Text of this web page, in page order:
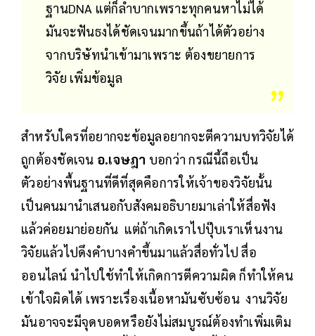
ฐานDNA แต่ก็ลำบากเพราะทุกคนหาไม่ได้
มันจะฟันธงได้ชัดเจนมากขึ้นถ้าได้ตัวอย่าง
จากบริษัทนำเข้ามาเพราะ ต้องขยายการ
วิจัย เพิ่มข้อมูล
สำหรับใครที่อยากจะข้อมูลอยากจะตีความบทวิจัยได้
ถูกต้องชัดเจน อ.เจษฎา บอกว่า กรณีนี้ถือเป็น
ตัวอย่างพื้นฐานที่ดีที่สุดคือการให้เจ้าของวิจัยนั้น
เป็นคนมานำเสนอกับสังคมอธิบายมาเล่าให้สื่อฟัง
แล้วค่อยมาย่อยกัน แต่ถ้าเกิดเราไปปุ๊บเราเห็นงาน
วิจัยแล้วไปดึงคำบางคำขึ้นมาแล้วสื่อทั่วไป สื่อ
ออนไลน์ นำไปใช้ทำให้เกิดการตีความผิด ก็ทำให้คน
เข้าใจผิดได้ เพราะเรื่องเนื้อหามันซับซ้อน งานวิจัย
มันอาจจะมีจุดบอดหรือยังไม่สมบูรณ์ต้องทำเพิ่มเติม